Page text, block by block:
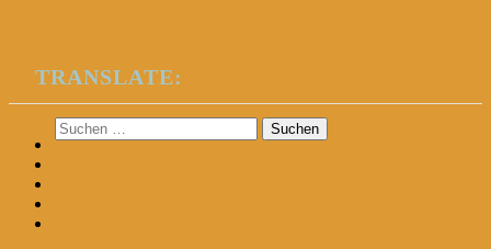
TRANSLATE:
Suchen
nach: